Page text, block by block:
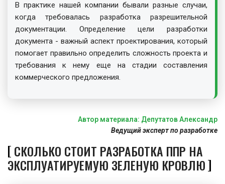
В практике нашей компании бывали разные случаи,
когда требовалась разработка разрешительной
документации. Определение цели разработки
документа - важный аспект проектирования, который
помогает правильно определить сложность проекта и
требования к нему еще на стадии составления
коммерческого предложения.
Автор материала: Депутатов Александр
Ведущий эксперт по разработке
СКОЛЬКО СТОИТ РАЗРАБОТКА ППР НА
ЭКСПЛУАТИРУЕМУЮ ЗЕЛЕНУЮ КРОВЛЮ